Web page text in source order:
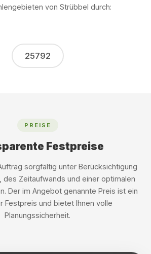
von Strübbel durch:
25792
PREISE
Festpreise
sorgfältig unter Berücksichtigung
des Zeitaufwands und einer optimalen
Der im Angebot genannte Preis ist ein
Festpreis und bietet Ihnen volle
Planungssicherheit.